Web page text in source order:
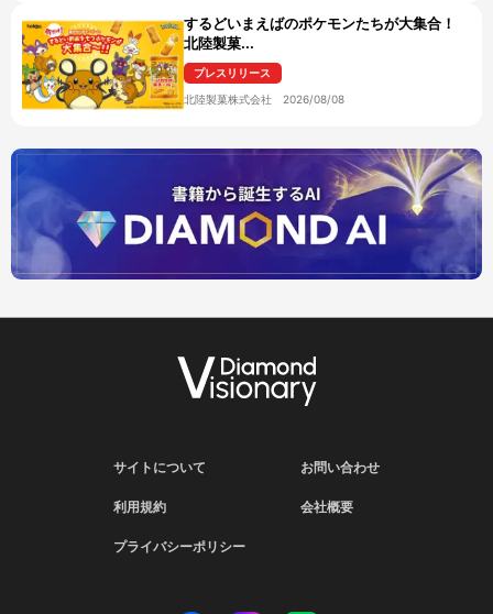
するどいまえばのポケモンたちが大集合！
北陸製菓...
プレスリリース
北陸製菓株式会社 2026/08/08
サイトについて
利用規約
プライバシーポリシー
お問い合わせ
会社概要